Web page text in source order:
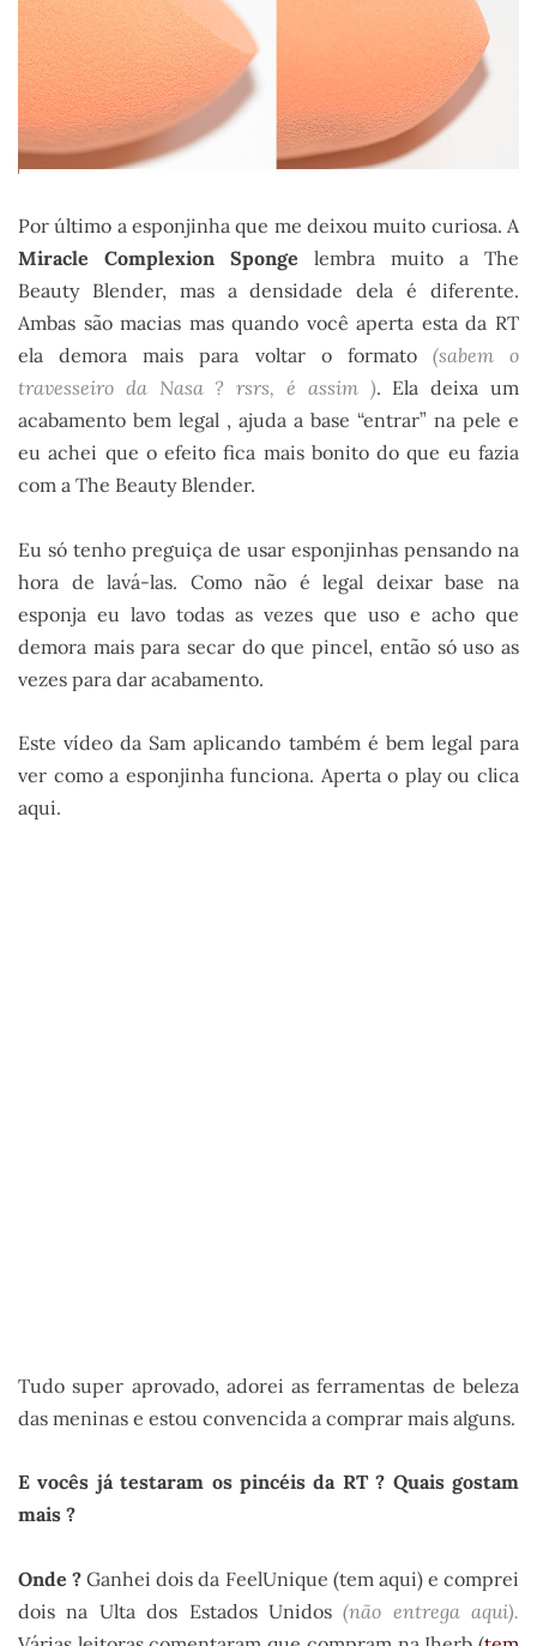
Por último a esponjinha que me deixou muito curiosa. A
Miracle Complexion Sponge lembra muito a The
Beauty Blender, mas a densidade dela é diferente.
Ambas são macias mas quando você aperta esta da RT
ela demora mais para voltar o formato (sabem o
travesseiro da Nasa ? rsrs, é assim ). Ela deixa um
acabamento bem legal , ajuda a base “entrar” na pele e
eu achei que o efeito fica mais bonito do que eu fazia
com a The Beauty Blender.
Eu só tenho preguiça de usar esponjinhas pensando na
hora de lavá-las. Como não é legal deixar base na
esponja eu lavo todas as vezes que uso e acho que
demora mais para secar do que pincel, então só uso as
vezes para dar acabamento.
Este vídeo da Sam aplicando também é bem legal para
ver como a esponjinha funciona. Aperta o play ou clica
aqui.
Tudo super aprovado, adorei as ferramentas de beleza
das meninas e estou convencida a comprar mais alguns.
E vocês já testaram os pincéis da RT ? Quais gostam
mais ?
Onde ? Ganhei dois da FeelUnique (tem aqui) e comprei
dois na Ulta dos Estados Unidos(não entrega aqui).